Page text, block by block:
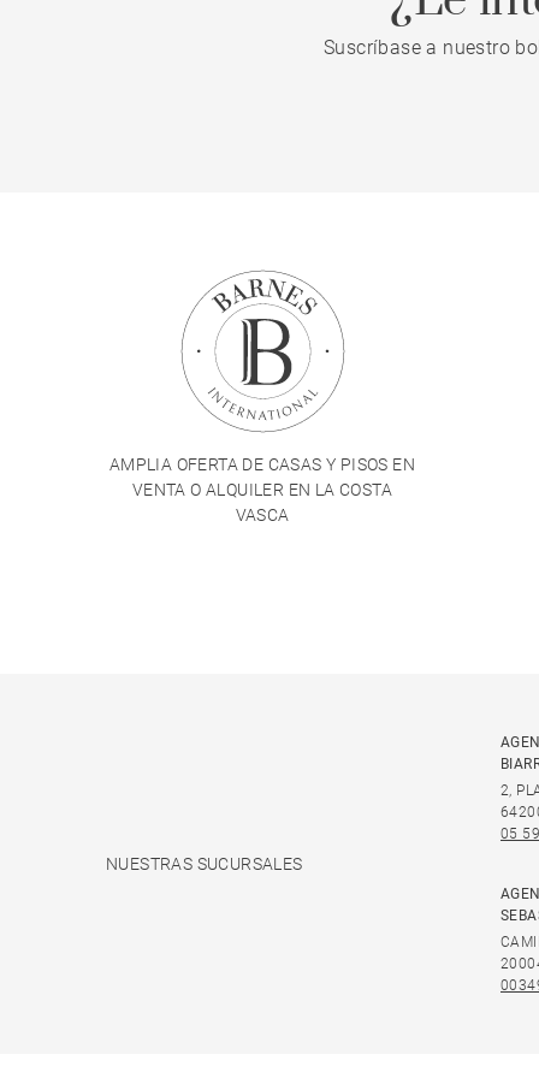
Suscríbase a nuestro
AMPLIA OFERTA DE CASAS Y PISOS EN
VENTA O ALQUILER EN LA COSTA
VASCA
NUESTRAS SUCURSALES
2,
05